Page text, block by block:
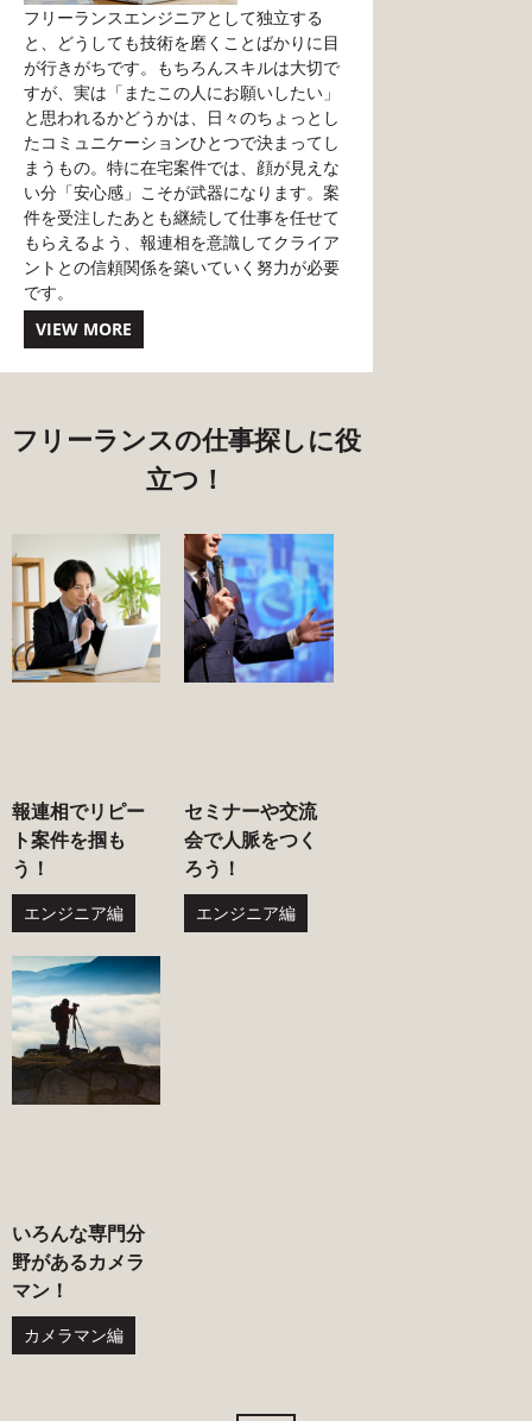
フリーランスエンジニアとして独立する
と、どうしても技術を磨くことばかりに目
が行きがちです。もちろんスキルは大切で
すが、実は「またこの人にお願いしたい」
と思われるかどうかは、日々のちょっとし
たコミュニケーションひとつで決まってし
まうもの。特に在宅案件では、顔が見えな
い分「安心感」こそが武器になります。案
件を受注したあとも継続して仕事を任せて
もらえるよう、報連相を意識してクライア
ントとの信頼関係を築いていく努力が必要
です。
VIEW MORE
フリーランスの仕事探しに役
立つ！
報連相でリピー
ト案件を掴も
う！
エンジニア編
セミナーや交流
会で人脈をつく
ろう！
エンジニア編
いろんな専門分
野があるカメラ
マン！
カメラマン編